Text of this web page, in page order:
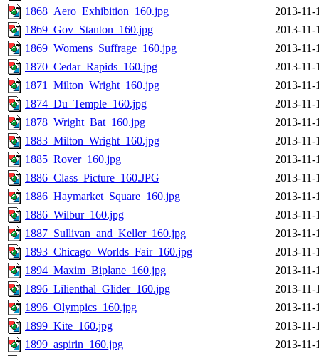
1868_Aero_Exhibition_160.jpg
2013-11-
1869_Gov_Stanton_160.jpg
2013-11-
1869_Womens_Suffrage_160.jpg
2013-11-
1870_Cedar_Rapids_160.jpg
2013-11-
1871_Milton_Wright_160.jpg
2013-11-
1874_Du_Temple_160.jpg
2013-11-
1878_Wright_Bat_160.jpg
2013-11-
1883_Milton_Wright_160.jpg
2013-11-
1885_Rover_160.jpg
2013-11-
1886_Class_Picture_160.JPG
2013-11-
1886_Haymarket_Square_160.jpg
2013-11-
1886_Wilbur_160.jpg
2013-11-
1887_Sullivan_and_Keller_160.jpg
2013-11-
1893_Chicago_Worlds_Fair_160.jpg
2013-11-
1894_Maxim_Biplane_160.jpg
2013-11-
1896_Lilienthal_Glider_160.jpg
2013-11-
1896_Olympics_160.jpg
2013-11-
1899_Kite_160.jpg
2013-11-
1899_aspirin_160.jpg
2013-11-